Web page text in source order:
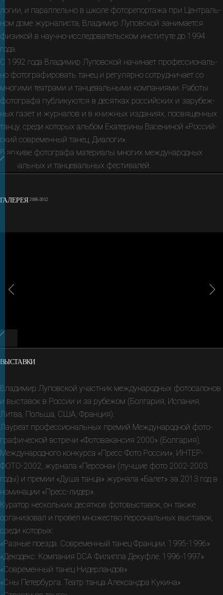
логии, и парал­лельно в школе фото­репор­тажа при Цен­траль­
ном доме журна­листа, Влади­мир Лупов­ской зани­мает­ся
физикой в науч­но-ис­следо­ва­тель­ском институте до 1994
года.
С 1992 года Владимир Луповской начи­нает профес­сиональ­
но фото­графи­ро­вать танец и регу­лярно сотруд­нича­ет со
многими теат­рами и танце­валь­ными компа­ниями. Работы
фото­графа публи­куются в десят­ках рос­сий­ских и зарубеж­
ных газет и журна­лов и в книжных изда­ниях, посвя­щен­ных
танцу, среди кото­рых альбом Екате­рины Васени­ной «Россий­
ский совре­мен­ный танец, Диалоги».
В архиве фотографа материалы многих международных
театральных и танцевальных фестивалей
ГАЛЕРЕЯ2006-2012
ВЫСТАВКИ
Владимир Луповской участник между­народ­ных фото­сало­нов
и выста­вок в России и за рубежом (Болгария, Испания,
Литва, Польша, США, Франция).
Лауреат профессиональных премий Между­народ­ной фото­
графи­чес­кой встречи «Фото­вакан­сия 2000» (Болгария),
Между­народ­ного конкурса «Пресс Фото России», ИНТЕР­
ФОТО-2002, журна­ла «Персона» (луч­шие фото 2002-2003
годы) и премии «Душа танца» журнала «Балет» за 2013 год в
номина­ции «Пресс-лидер».
Куратор нескольких десятков фото­выставок, он так­же
организо­вал и про­вел множес­тво персональных выставок,
среди которых:
«Разные поезда. Современный танец Франции. 1995-1996»
«Декодекс. Компания DCA Филиппа Декуфле. 1996-1997»
«Современный танец Нидерландов»
«Сны Петербурга. Театр танца Александра Кукина»